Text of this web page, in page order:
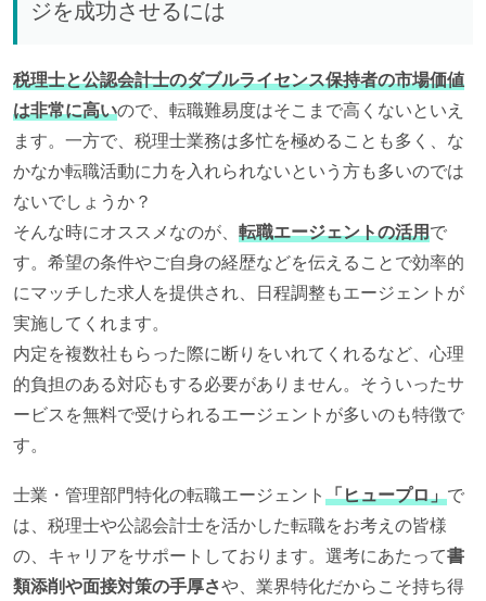
ジを成功させるには
税理士と公認会計士のダブルライセンス保持者の市場価値
は非常に高いので、転職難易度はそこまで高くないといえ
ます。一方で、税理士業務は多忙を極めることも多く、な
かなか転職活動に力を入れられないという方も多いのでは
ないでしょうか？
そんな時にオススメなのが、 転職エージェントの活用で
す。希望の条件やご自身の経歴などを伝えることで効率的
にマッチした求人を提供され、日程調整もエージェントが
実施してくれます。
内定を複数社もらった際に断りをいれてくれるなど、心理
的負担のある対応もする必要がありません。そういったサ
ービスを無料で受けられるエージェントが多いのも特徴で
す。
士業・管理部門特化の転職エージェント 「ヒュープロ」で
は、税理士や公認会計士を活かした転職をお考えの皆様
の、キャリアをサポートしております。選考にあたって書
類添削や面接対策の手厚さや、業界特化だからこそ持ち得